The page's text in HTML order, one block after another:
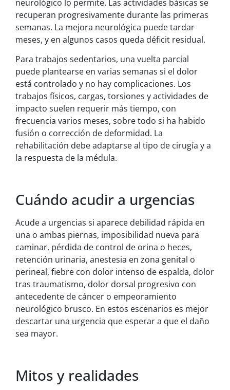
neurológico lo permite. Las actividades básicas se
recuperan progresivamente durante las primeras
semanas. La mejora neurológica puede tardar
meses, y en algunos casos queda déficit residual.
Para trabajos sedentarios, una vuelta parcial
puede plantearse en varias semanas si el dolor
está controlado y no hay complicaciones. Los
trabajos físicos, cargas, torsiones y actividades de
impacto suelen requerir más tiempo, con
frecuencia varios meses, sobre todo si ha habido
fusión o corrección de deformidad. La
rehabilitación debe adaptarse al tipo de cirugía y a
la respuesta de la médula.
Cuándo acudir a urgencias
Acude a urgencias si aparece debilidad rápida en
una o ambas piernas, imposibilidad nueva para
caminar, pérdida de control de orina o heces,
retención urinaria, anestesia en zona genital o
perineal, fiebre con dolor intenso de espalda, dolor
tras traumatismo, dolor dorsal progresivo con
antecedente de cáncer o empeoramiento
neurológico brusco. En estos escenarios es mejor
descartar una urgencia que esperar a que el daño
sea mayor.
Mitos y realidades